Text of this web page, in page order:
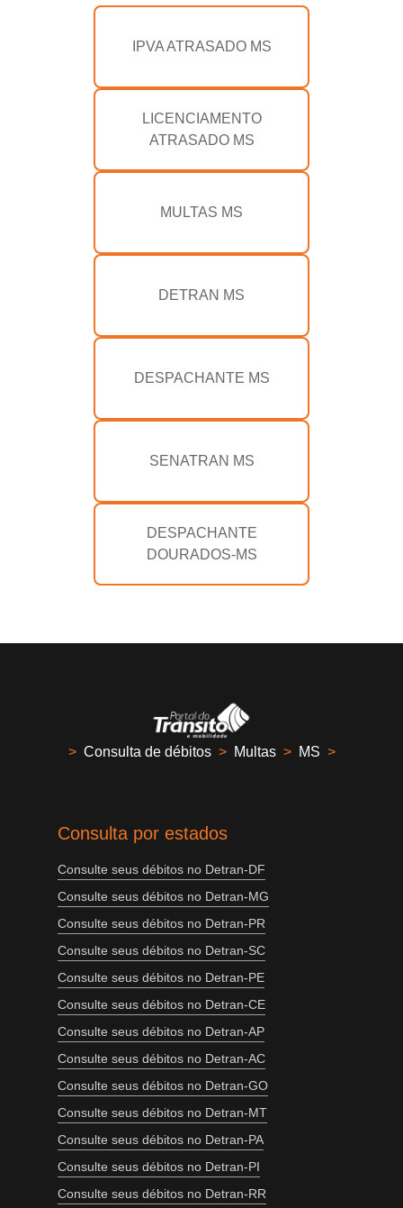
IPVA ATRASADO MS
LICENCIAMENTO
ATRASADO MS
MULTAS MS
DETRAN MS
DESPACHANTE MS
SENATRAN MS
DESPACHANTE
DOURADOS-MS
> Consulta de débitos > Multas > MS >
Consulta por estados
Consulte seus débitos no Detran-DF
Consulte seus débitos no Detran-MG
Consulte seus débitos no Detran-PR
Consulte seus débitos no Detran-SC
Consulte seus débitos no Detran-PE
Consulte seus débitos no Detran-CE
Consulte seus débitos no Detran-AP
Consulte seus débitos no Detran-AC
Consulte seus débitos no Detran-GO
Consulte seus débitos no Detran-MT
Consulte seus débitos no Detran-PA
Consulte seus débitos no Detran-PI
Consulte seus débitos no Detran-RR